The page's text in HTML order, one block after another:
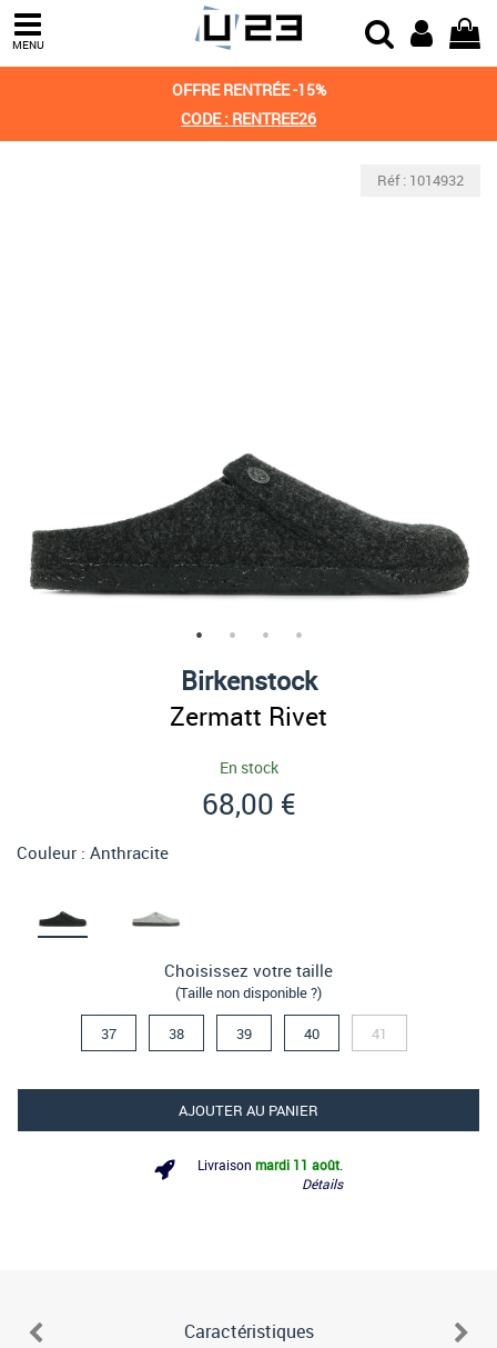
MENU
OFFRE RENTRÉE -15%
CODE : RENTREE26
Réf : 1014932
Birkenstock
Zermatt Rivet
En stock
68,00 €
Couleur : Anthracite
Choisissez votre taille
(Taille non disponible ?)
37 38 39 40 41
AJOUTER AU PANIER
Livraison mardi 11 août
Détails
Caractéristiques